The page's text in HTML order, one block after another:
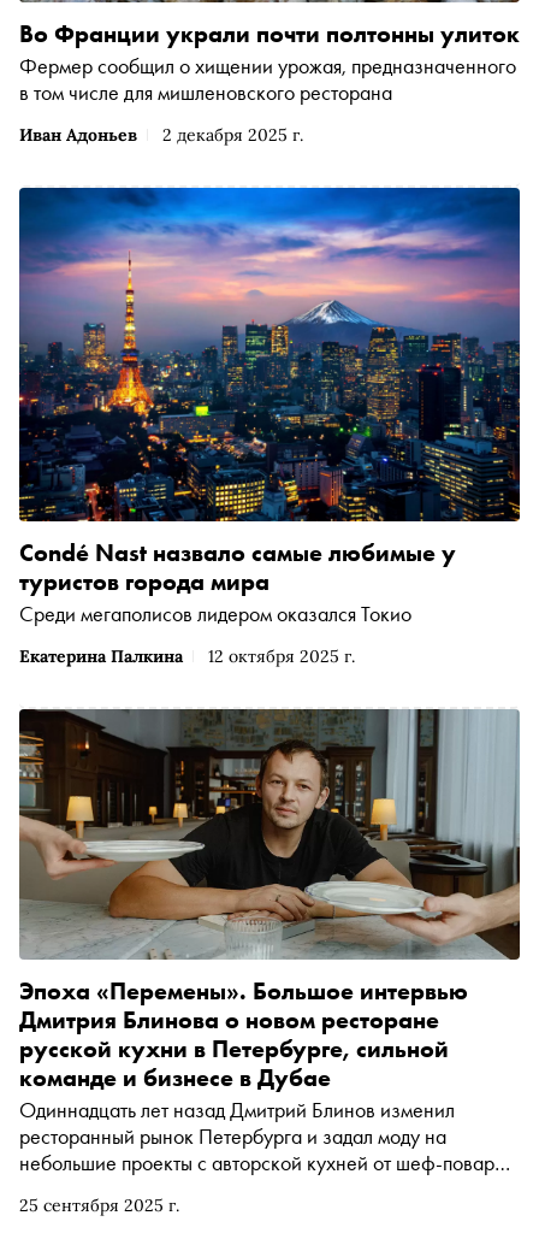
Иван Адоньев 2 декабря 2025 г.
Во Франции украли почти полтонны улиток
Фермер сообщил о хищении урожая, предназначенного
в том числе для мишленовского ресторана
Екатерина Палкина 12 октября 2025 г.
Condé Nast назвало самые любимые у
туристов города мира
Среди мегаполисов лидером оказался Токио
25 сентября 2025 г.
Эпоха «Перемены». Большое интервью
Дмитрия Блинова о новом ресторане
русской кухни в Петербурге, сильной
команде и бизнесе в Дубае
Одиннадцать лет назад Дмитрий Блинов изменил
ресторанный рынок Петербурга и задал моду на
небольшие проекты с авторской кухней от шеф-поваров.
столицу гастрономическую, а команда Duo Band —